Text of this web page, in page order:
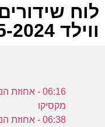
לוח
ווילד 22-05-2024
מקסיקו